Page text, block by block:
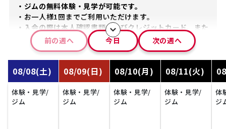
・ジムの無料体験・見学が可能です。
・お一人様1回までご利用いただけます。
・入会の際は本人確認書類およびクレジットカード、また
はキャッシュカードが必要です。
・外履き（スポーツシューズ）のままご利用が可能です。
・16歳以上の方が対象です。
前の週へ 今日 次の週へ
08/08(土)
体験・見学/
ジム
08/09(日)
体験・見学/
ジム
08/10(月)
体験・見学/
ジム
08/11(火)
体験・見学/
ジム
体
ジ